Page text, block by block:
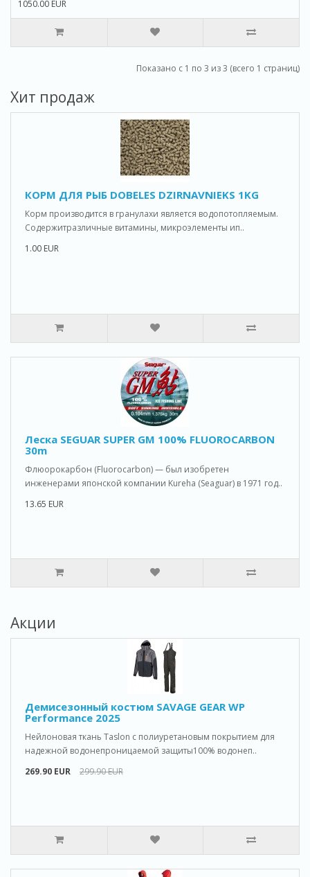
1050.00 EUR
Показано с 1 по 3 из 3 (всего 1 страниц)
Хит продаж
КОРМ ДЛЯ РЫБ DOBELES DZIRNAVNIEKS 1KG
Корм производится в гранулахи является водопотопляемым.
Содержитразличные витамины, микроэлементы ип..
1.00 EUR
Леска SEGUAR SUPER GM 100% FLUOROCARBON
30m
Флюорокарбон (Fluorocarbon) — был изобретен
инженерами японской компании Kureha (Seaguar) в 1971 год..
13.65 EUR
Акции
Демисезонный костюм SAVAGE GEAR WP
Performance 2025
Нейлоновая ткань Taslon с полиуретановым покрытием для
надежной водонепроницаемой защиты100% водонеп..
269.90 EUR
299.90 EUR